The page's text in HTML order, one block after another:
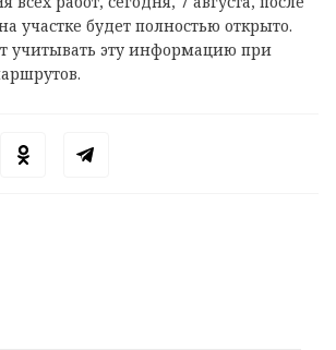
участке будет полностью открыто.
учитывать эту информацию при